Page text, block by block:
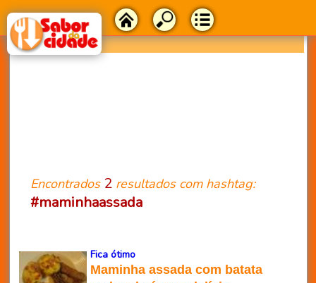
Encontrados 2 resultados com hashtag:
#maminhaassada
Fica ótimo
Maminha assada com batata